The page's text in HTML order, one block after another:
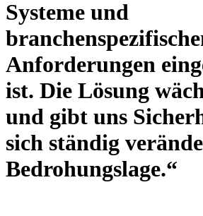
Systeme und
Anforderungen
ist. Die Lösung
und gibt uns
sich ständig
Bedrohungslage.“